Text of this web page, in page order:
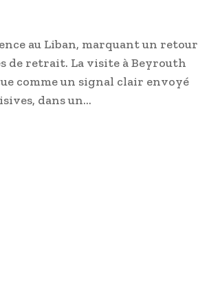
au Liban, marquant un retour
de retrait. La visite à Beyrouth
comme un signal clair envoyé
dans un…